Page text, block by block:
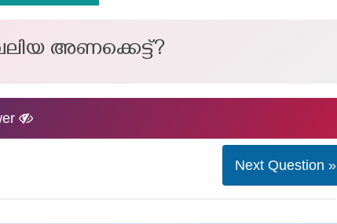
അണക്കെട്ട്?
Next Question »